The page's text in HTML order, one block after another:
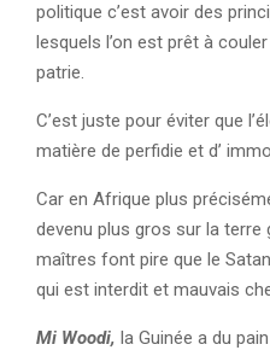
politique c’est avoir des
lesquels l’on est prêt à
patrie.
C’est juste pour éviter que
matière de perfidie et d’
Car en Afrique plus
devenu plus gros sur la terre
maîtres font pire que le
qui est interdit et mauvais
Mi Woodi, la Guinée a du